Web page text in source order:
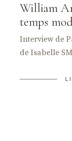
William
temps
Interview de
de Isabelle